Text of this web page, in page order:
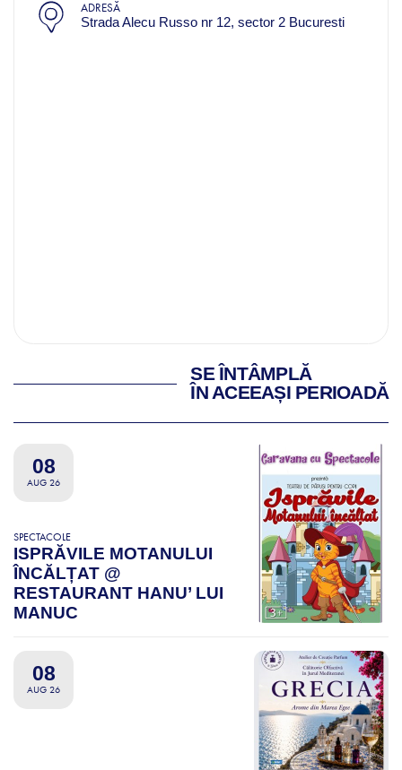
ADRESĂ
Strada Alecu Russo nr 12, sector 2 Bucuresti
SE ÎNTÂMPLĂ
ÎN ACEEAȘI PERIOADĂ
08
AUG 26
SPECTACOLE
ISPRĂVILE MOTANULUI
ÎNCĂLȚAT @
RESTAURANT HANU’ LUI
MANUC
08
AUG 26